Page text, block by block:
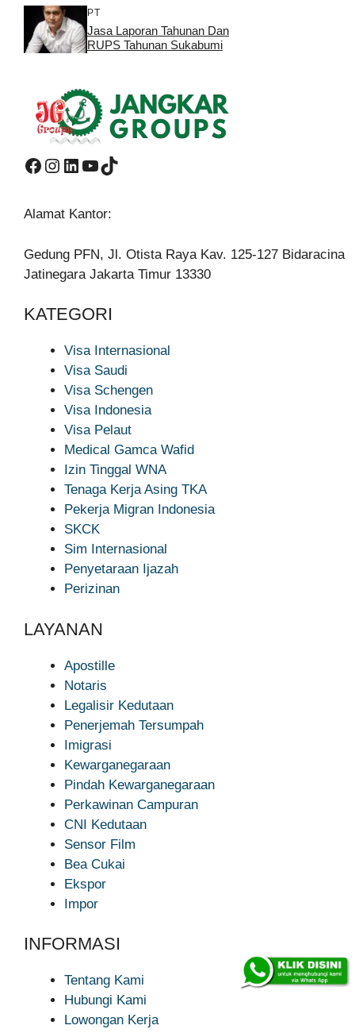
PT
Jasa Laporan Tahunan Dan
RUPS Tahunan Sukabumi
Facebook
Instagram
LinkedIn
YouTube
TikTok
Alamat Kantor:
Gedung PFN, Jl. Otista Raya Kav. 125-127 Bidaracina
Jatinegara Jakarta Timur 13330
KATEGORI
Visa Internasional
Visa Saudi
Visa Schengen
Visa Indonesia
Visa Pelaut
Medical Gamca Wafid
Izin Tinggal WNA
Tenaga Kerja Asing TKA
Pekerja Migran Indonesia
SKCK
Sim Internasional
Penyetaraan Ijazah
Perizinan
LAYANAN
Apostille
Notaris
Legalisir Kedutaan
Penerjemah Tersumpah
Imigrasi
Kewarganegaraan
Pindah Kewarganegaraan
Perkawinan Campuran
CNI Kedutaan
Sensor Film
Bea Cukai
Ekspor
Impor
INFORMASI
Tentang Kami
Hubungi Kami
Lowongan Kerja